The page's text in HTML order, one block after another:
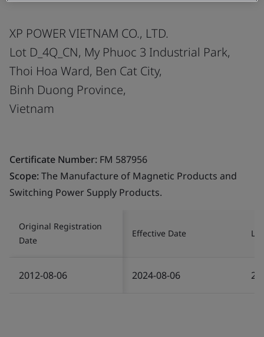
XP POWER VIETNAM CO., LTD.
Lot D_4Q_CN, My Phuoc 3 Industrial Park,
Thoi Hoa Ward, Ben Cat City,
Binh Duong Province,
Vietnam
Certificate Number: FM 587956
Scope:The Manufacture of Magnetic Products and
Switching Power Supply Products.
Original Registration
Date
Effective Date
2012-08-06 2024-08-06